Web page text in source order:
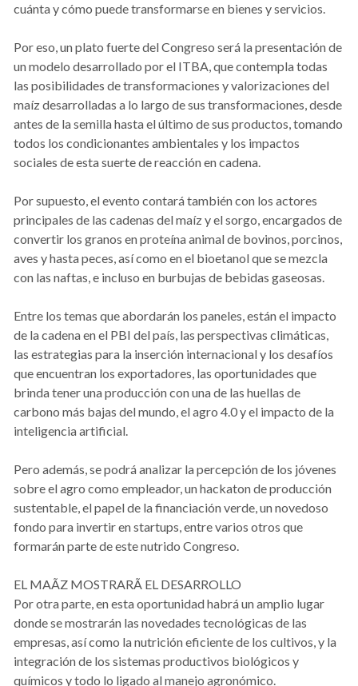
cuánta y cómo puede transformarse en bienes y servicios.
Por eso, un plato fuerte del Congreso será la presentación de
un modelo desarrollado por el ITBA, que contempla todas
las posibilidades de transformaciones y valorizaciones del
maíz desarrolladas a lo largo de sus transformaciones, desde
antes de la semilla hasta el último de sus productos, tomando
todos los condicionantes ambientales y los impactos
sociales de esta suerte de reacción en cadena.
Por supuesto, el evento contará también con los actores
principales de las cadenas del maíz y el sorgo, encargados de
convertir los granos en proteína animal de bovinos, porcinos,
aves y hasta peces, así como en el bioetanol que se mezcla
con las naftas, e incluso en burbujas de bebidas gaseosas.
Entre los temas que abordarán los paneles, están el impacto
de la cadena en el PBI del país, las perspectivas climáticas,
las estrategias para la inserción internacional y los desafíos
que encuentran los exportadores, las oportunidades que
brinda tener una producción con una de las huellas de
carbono más bajas del mundo, el agro 4.0 y el impacto de la
inteligencia artificial.
Pero además, se podrá analizar la percepción de los jóvenes
sobre el agro como empleador, un hackaton de producción
sustentable, el papel de la financiación verde, un novedoso
fondo para invertir en startups, entre varios otros que
formarán parte de este nutrido Congreso.
EL MAÃZ MOSTRARÃ EL DESARROLLO
Por otra parte, en esta oportunidad habrá un amplio lugar
donde se mostrarán las novedades tecnológicas de las
empresas, así como la nutrición eficiente de los cultivos, y la
integración de los sistemas productivos biológicos y
químicos y todo lo ligado al manejo agronómico.